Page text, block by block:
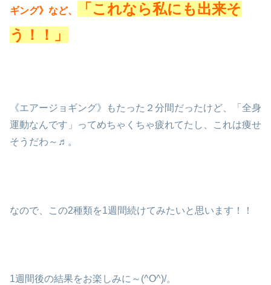
ギング》など、
「これなら私にも出来そ
う！！」
《エアージョギング》もたった２分間だったけど、「全身
運動なんです」ってめちゃくちゃ疲れてたし、これは痩せ
そうだわ～♬。
なので、この2種類を1週間続けてみたいと思います！！
1週間後の結果をお楽しみに～(^O^)/。